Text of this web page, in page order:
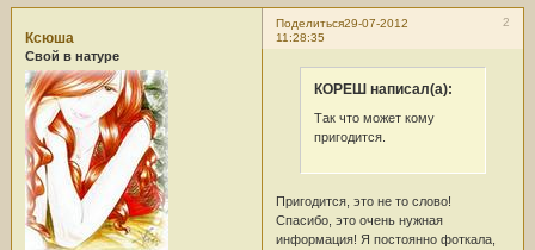
Поделиться 2
29-07-2012
11:28:35
Ксюша
Свой в натуре
КОРЕШ написал(а):
Так что может кому
пригодится.
Пригодится, это не то слово!
Спасибо, это очень нужная
информация! Я постоянно фоткала,